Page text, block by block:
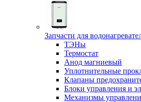
Запчасти для
ТЭНы
Термостат
Анод магниевый
Уплотнительные
Клапаны
Блоки управления и
Механизмы